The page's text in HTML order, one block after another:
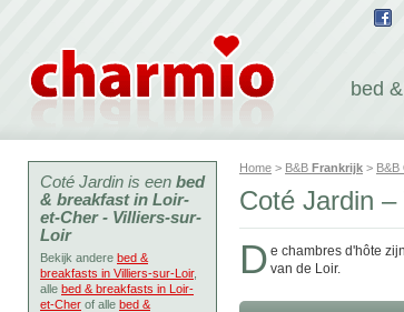
bed
Home > B&B Frankrijk > B&B
Coté Jardin
D e chambres d'hôte
van de Loir.
Coté Jardin is een bed
& breakfast in Loir-
et-Cher - Villiers-sur-
Loir
Bekijk andere bed &
breakfasts in Villiers-sur-Loir,
alle bed & breakfasts in Loir-
et-Cher of alle bed &